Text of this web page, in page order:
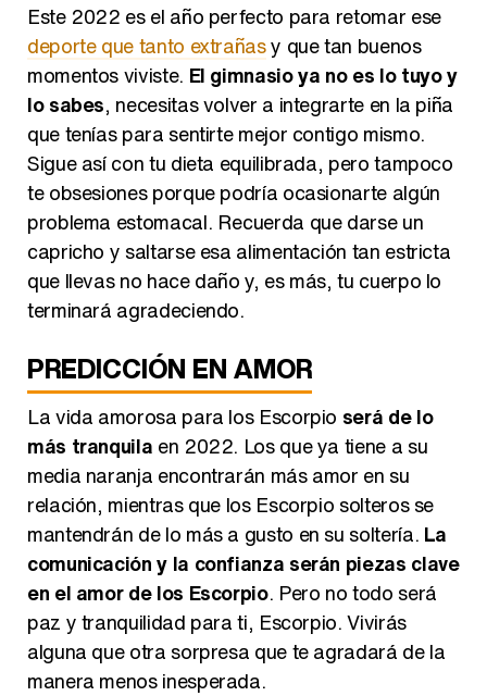
Este 2022 es el año perfecto para retomar ese
deporte que tanto extrañasy que tan buenos
momentos viviste. El gimnasio ya no es lo tuyo y
lo sabes, necesitas volver a integrarte en la piña
que tenías para sentirte mejor contigo mismo.
Sigue así con tu dieta equilibrada, pero tampoco
te obsesiones porque podría ocasionarte algún
problema estomacal. Recuerda que darse un
capricho y saltarse esa alimentación tan estricta
que llevas no hace daño y, es más, tu cuerpo lo
terminará agradeciendo.
PREDICCIÓN EN AMOR
La vida amorosa para los Escorpio será de lo
más tranquila en 2022. Los que ya tiene a su
media naranja encontrarán más amor en su
relación, mientras que los Escorpio solteros se
mantendrán de lo más a gusto en su soltería. La
comunicación y la confianza serán piezas clave
en el amor de los Escorpio. Pero no todo será
paz y tranquilidad para ti, Escorpio. Vivirás
alguna que otra sorpresa que te agradará de la
manera menos inesperada.